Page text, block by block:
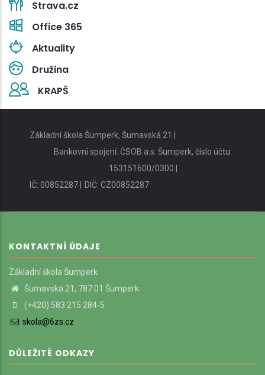
Strava.cz
Office 365
Aktuality
Družina
KRAPŠ
Základní škola Šumperk, Šumavská 21 |
Bankovní spojení: ČSOB a.s. Šumperk, číslo účtu:
153151600/0300 |
IČ: 00852287 |
DIČ: CZ00852287
KONTAKTNÍ ÚDAJE
Základní škola Šumperk
Šumavská 21, 787 01 Šumperk
(+420) 583 215 284-5
skola@6zs.cz
DŮLEŽITÉ ODKAZY